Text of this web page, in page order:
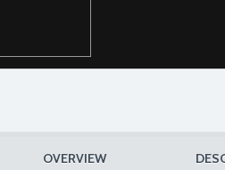
OVERVIEW